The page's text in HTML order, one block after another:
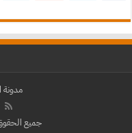
مدونة
جميع الحقوق